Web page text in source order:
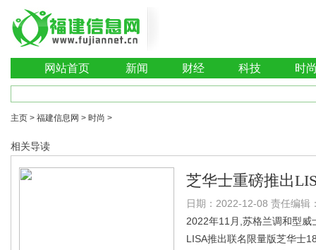
网站首页 新闻 财经 科技 时
主页 > 福建信息网 > 时尚 >
相关导读
芝华士重磅推出
8年威士忌
日期：2022-12-08 责任编辑
2022年11月,苏格兰调和型威
LISA推出联名限量版芝华士